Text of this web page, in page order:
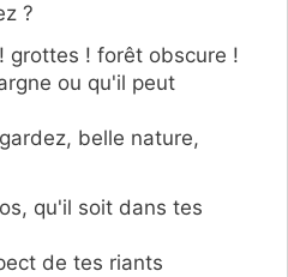
?
grottes ! forêt obscure !
ou qu'il peut
belle nature,
qu'il soit dans tes
de tes riants